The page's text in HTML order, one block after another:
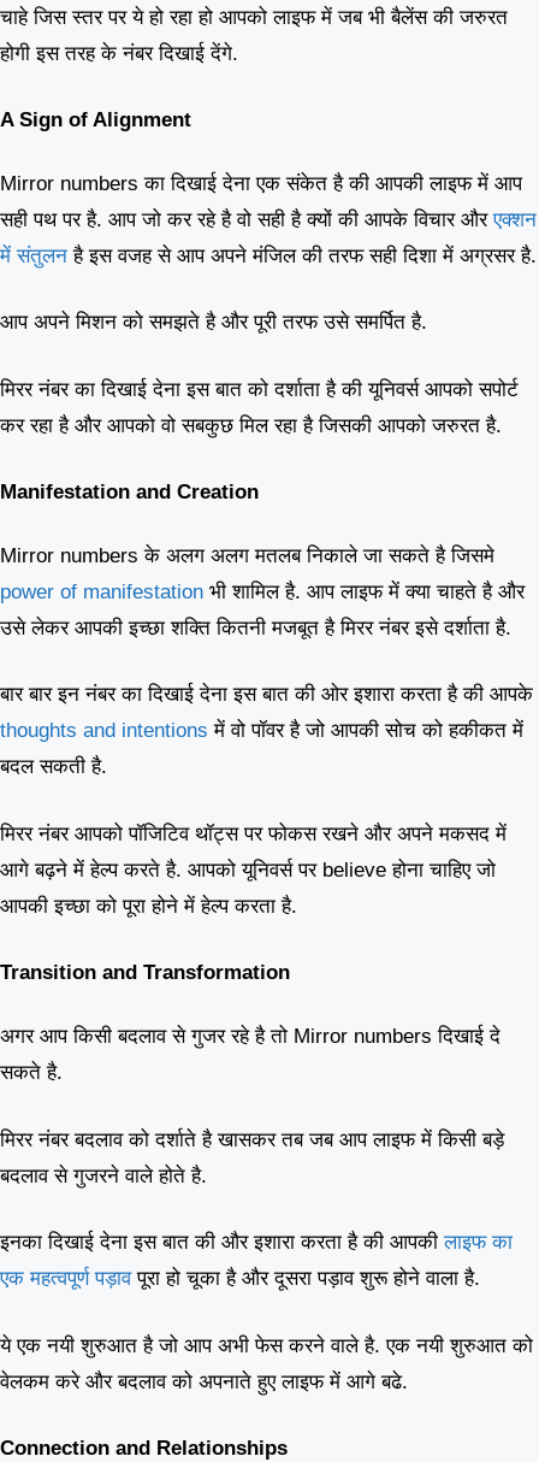
चाहे जिस स्तर पर ये हो रहा हो आपको लाइफ में जब भी बैलेंस की जरुरत
होगी इस तरह के नंबर दिखाई देंगे.
A Sign of Alignment
Mirror numbers का दिखाई देना एक संकेत है की आपकी लाइफ में आप
सही पथ पर है. आप जो कर रहे है वो सही है क्यों की आपके विचार औरएक्शन
में संतुलन है इस वजह से आप अपने मंजिल की तरफ सही दिशा में अग्रसर है.
आप अपने मिशन को समझते है और पूरी तरफ उसे समर्पित है.
मिरर नंबर का दिखाई देना इस बात को दर्शाता है की यूनिवर्स आपको सपोर्ट
कर रहा है और आपको वो सबकुछ मिल रहा है जिसकी आपको जरुरत है.
Manifestation and Creation
Mirror numbers के अलग अलग मतलब निकाले जा सकते है जिसमे
power of manifestation भी शामिल है. आप लाइफ में क्या चाहते है और
उसे लेकर आपकी इच्छा शक्ति कितनी मजबूत है मिरर नंबर इसे दर्शाता है.
बार बार इन नंबर का दिखाई देना इस बात की ओर इशारा करता है की आपके
thoughts and intentions में वो पॉवर है जो आपकी सोच को हकीकत में
बदल सकती है.
मिरर नंबर आपको पॉजिटिव थॉट्स पर फोकस रखने और अपने मकसद में
आगे बढ़ने में हेल्प करते है. आपको यूनिवर्स पर believe होना चाहिए जो
आपकी इच्छा को पूरा होने में हेल्प करता है.
Transition and Transformation
अगर आप किसी बदलाव से गुजर रहे है तो Mirror numbers दिखाई दे
सकते है.
मिरर नंबर बदलाव को दर्शाते है खासकर तब जब आप लाइफ में किसी बड़े
बदलाव से गुजरने वाले होते है.
इनका दिखाई देना इस बात की और इशारा करता है की आपकीलाइफ का
एक महत्वपूर्ण पड़ावपूरा हो चूका है और दूसरा पड़ाव शुरू होने वाला है.
ये एक नयी शुरुआत है जो आप अभी फेस करने वाले है. एक नयी शुरुआत को
वेलकम करे और बदलाव को अपनाते हुए लाइफ में आगे बढे.
Connection and Relationships